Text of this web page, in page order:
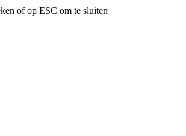
of op ESC om te sluiten